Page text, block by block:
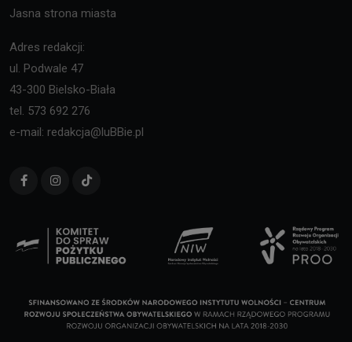
Jasna strona miasta
Adres redakcji:
ul. Podwale 47
43-300 Bielsko-Biała
tel. 573 692 276
e-mail: redakcja@luBBie.pl